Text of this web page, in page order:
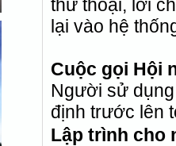
thư thoại, lời
lại vào hệ
Cuộc gọi Hội
Người sử
định trước lên
Lập trình cho